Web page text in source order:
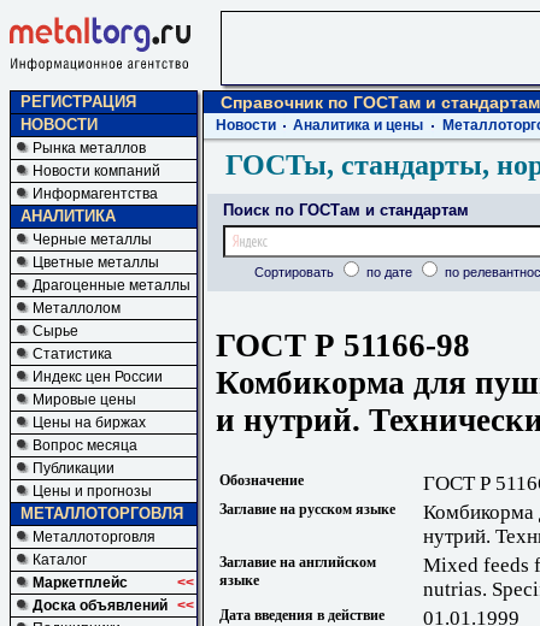
РЕГИСТРАЦИЯ
НОВОСТИ
Рынка металлов
Новости компаний
Информагентства
АНАЛИТИКА
Черные металлы
Цветные металлы
Драгоценные металлы
Металлолом
Сырье
Статистика
Индекс цен России
Мировые цены
Цены на биржах
Вопрос месяца
Публикации
Цены и прогнозы
МЕТАЛЛОТОРГОВЛЯ
Металлоторговля
Каталог
Маркетплейс
<<
Доска объявлений <<
Справочник по ГОСТам и стандартам
Новости Аналитика и цены
ГОСТы, стандарты,
Поиск по ГОСТам и стандартам
Сортировать по дате по
ГОСТ Р 51166-98
Комбикорма для
и нутрий.
Обозначение ГОСТ Р
Заглавие на русском языке
Комбикорма
нутрий.
Заглавие на английском
языке
Mixed feeds
nutrias.
Дата введения в действие 01.01.1999